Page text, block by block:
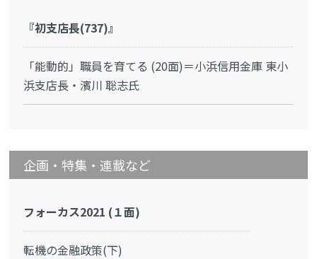
『初支店長(737)』
「能動的」職員を育てる (20面)＝小浜信用金庫 東小
浜支店長・濱川 聡志氏
企画・特集・連載など
フォーカス2021 (１面)
転機の金融政策(下)